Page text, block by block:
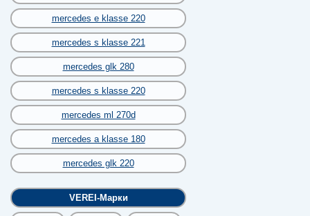
mercedes e klasse 220
mercedes s klasse 221
mercedes glk 280
mercedes s klasse 220
mercedes ml 270d
mercedes a klasse 180
mercedes glk 220
VEREI-Марки